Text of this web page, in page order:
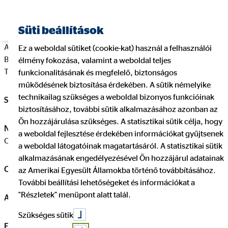
A szolgáltató neve: OVB Vermögensberatung Általános
Biztosítási és Pénzügyi Szolgáltató Korlátolt Felelősségű
Társaság
Székhely:1138 Budapest, Váci út 140.
Nyilvántartásba bejegyző bíróság:
Fővárosi Törvényszék
Cégbírósága
Cégjegyzékszám:01‐09‐724845
Adószám:13231796-2-41
Elérhetőségek:
Süti beállítások
Ez a weboldal sütiket (cookie-kat) használ a felhasználói
élmény fokozása, valamint a weboldal teljes
funkcionalitásának és megfelelő, biztonságos
működésének biztosítása érdekében. A sütik némelyike
technikailag szükséges a weboldal bizonyos funkcióinak
biztosításához, további sütik alkalmazásához azonban az
Ön hozzájárulása szükséges. A statisztikai sütik célja, hogy
a weboldal fejlesztése érdekében információkat gyűjtsenek
a weboldal látogatóinak magatartásáról. A statisztikai sütik
alkalmazásának engedélyezésével Ön hozzájárul adatainak
az Amerikai Egyesült Államokba történő továbbításához.
További beállítási lehetőségeket és információkat a
"Részletek" menüpont alatt talál.
Szükséges sütik